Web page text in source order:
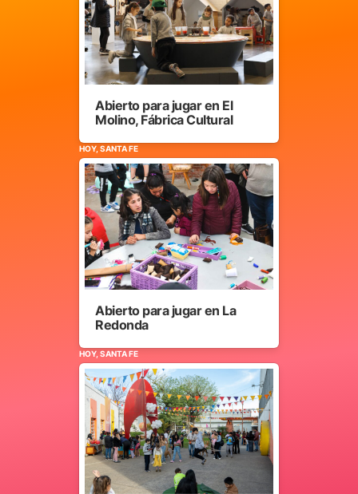
Abierto para jugar en El
Molino, Fábrica Cultural
HOY, SANTA FE
Abierto para jugar en La
Redonda
HOY, SANTA FE